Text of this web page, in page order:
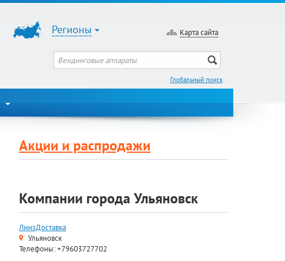
Регионы Карта сайта
Глобальный поиск
Акции и распродажи
Компании города Ульяновск
ЛинзДоставка
Ульяновск
Телефоны: +79603727702